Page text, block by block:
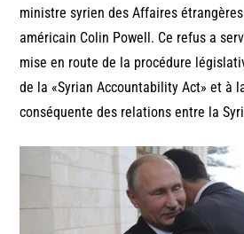
ministre syrien des Affaires
américain Colin Powell. Ce refus a
mise en route de la procédure
de la «Syrian Accountability Act» et à
conséquente des relations entre la